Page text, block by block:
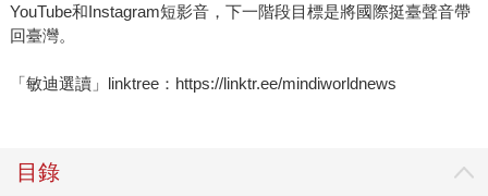
YouTube和Instagram短影音，下一階段目標是將國際挺臺聲音帶
回臺灣。
「敏迪選讀」linktree：https://linktr.ee/mindiworldnews
目錄